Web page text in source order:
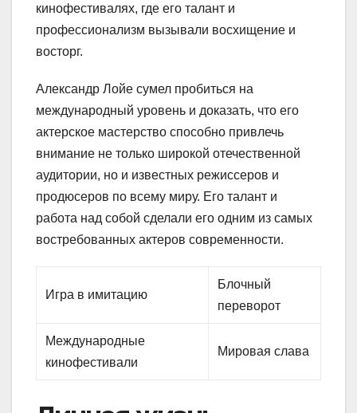
кинофестивалях, где его талант и
профессионализм вызывали восхищение и
восторг.
Александр Лойе сумел пробиться на
международный уровень и доказать, что его
актерское мастерство способно привлечь
внимание не только широкой отечественной
аудитории, но и известных режиссеров и
продюсеров по всему миру. Его талант и
работа над собой сделали его одним из самых
востребованных актеров современности.
Игра в имитацию
Блочный
переворот
Международные
кинофестивали
Мировая слава